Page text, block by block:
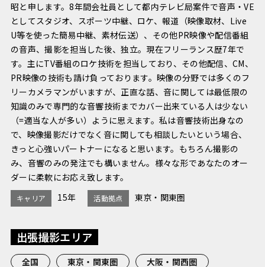
昭と申します。8年間会社員として都内テレビ局案件で音声・VE
としてスタジオ、スポーツ中継、ロケ、報道（映像取材、Live
U等を使った簡易中継、素材伝送）、その他PR映像や配信番組
の音声、撮影を担当した後、独立。現在フリーランス歴7年で
す。主にTV番組のロケ技術を担当しており、その他配信、CM、
PR映像の技術も請け負っております。映像の分野では多くのフ
リーカメラマンがいますが、正直な話、音に関しては最低限の
知識のみで専門的な音響技術までカバー出来ている人は少ない
（=適当な人が多い）ように思えます。私は音響技術出身なの
で、映像撮影だけでなく音に関しても相談したいという場合、
きっと心強いパートナーになると思います。もちろん撮影の
み、音響のみの発注でも構いません。様々な形であなたのオー
ダーに柔軟にお応え致します。
キャリア 15年 活動拠点 東京・関東圏
出張撮影エリア
全国 東京・関東圏
大阪・関西圏